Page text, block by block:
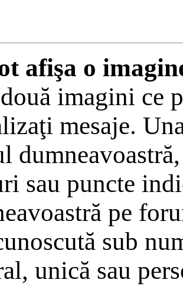
afişa o
imagini ce
mesaje.
sau puncte
pe
sub
unică sau